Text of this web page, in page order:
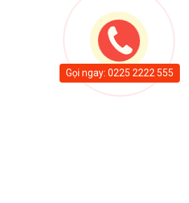
Gọi ngay: 0225 2222 555